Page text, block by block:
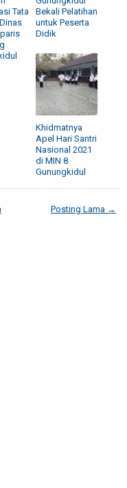
Tata
Bekali Pelatihan
untuk Peserta
Didik
Khidmatnya
Apel Hari Santri
Nasional 2021
di MIN 8
Gunungkidul
Posting Lama →